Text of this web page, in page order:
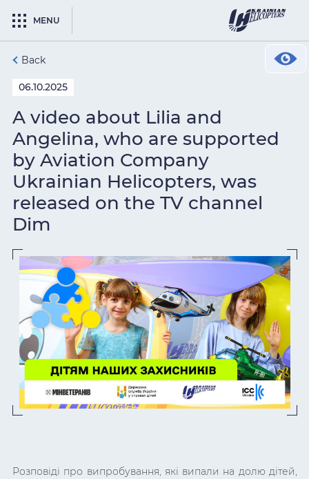
MENU
Back
06.10.2025
A video about Lilia and
Angelina, who are supported
by Aviation Company
Ukrainian Helicopters, was
released on the TV channel
Dim
Розповіді про випробування, які випали на долю дітей,